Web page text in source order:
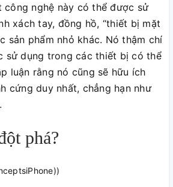
công nghệ này có thể được sử
xách tay, đồng hồ, “thiết bị mặt
sản phẩm nhỏ khác. Nó thậm chí
sử dụng trong các thiết bị có thể
luận rằng nó cũng sẽ hữu ích
cứng duy nhất, chẳng hạn như
phá?